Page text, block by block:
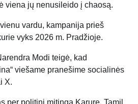
viena jų nenusileido į chaosą.
vardu, kampanija prieš
vyks 2026 m. Pradžioje.
Modi teigė, kad
viešame pranešime socialinės
X.